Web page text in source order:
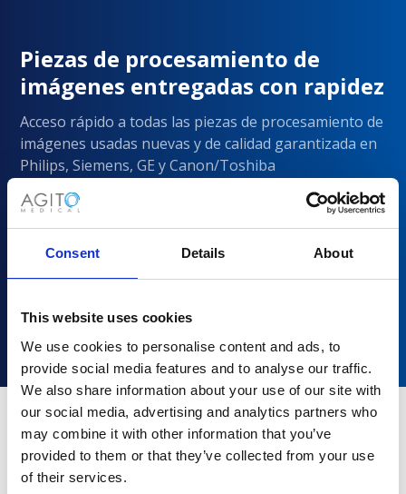
Consent Details About
This website uses cookies
We use cookies to personalise content and ads, to
provide social media features and to analyse our traffic.
We also share information about your use of our site with
our social media, advertising and analytics partners who
may combine it with other information that you’ve
provided to them or that they’ve collected from your use
of their services.
Piezas de procesamiento de
imágenes entregadas con rapidez
Acceso rápido a todas las piezas de procesamiento de
imágenes usadas nuevas y de calidad garantizada en
Philips, Siemens, GE y Canon/Toshiba
¿Por qué elegir Agito Medical?